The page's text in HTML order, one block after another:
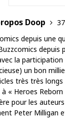
Doop
depuis une
depuis
la
un bon
très très longs
« Heroes
pour les
Peter Milligan